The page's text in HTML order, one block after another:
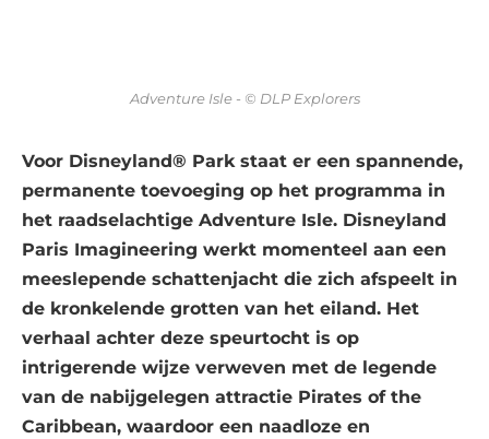
Adventure Isle - © DLP Explorers
Voor Disneyland® Park staat er een spannende,
permanente toevoeging op het programma in
het raadselachtige Adventure Isle. Disneyland
Paris Imagineering werkt momenteel aan een
meeslepende schattenjacht die zich afspeelt in
de kronkelende grotten van het eiland. Het
verhaal achter deze speurtocht is op
intrigerende wijze verweven met de legende
van de nabijgelegen attractie Pirates of the
Caribbean, waardoor een naadloze en